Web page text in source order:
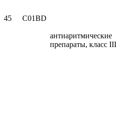
45 C01BD
антиаритмические
препараты, класс III